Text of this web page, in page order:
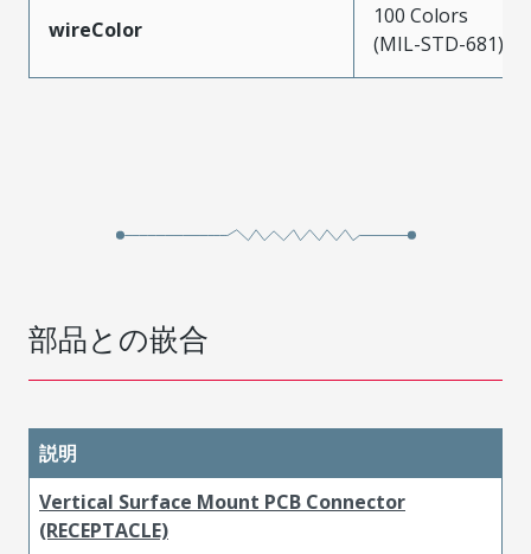
wireColor
100 Colors
(MIL-STD-681)
部品との嵌合
説明
Vertical Surface Mount PCB Connector
(RECEPTACLE)